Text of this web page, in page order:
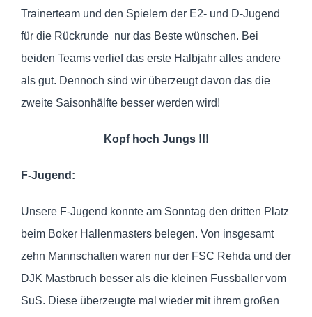
Trainerteam und den Spielern der E2- und D-Jugend
für die Rückrunde nur das Beste wünschen. Bei
beiden Teams verlief das erste Halbjahr alles andere
als gut. Dennoch sind wir überzeugt davon das die
zweite Saisonhälfte besser werden wird!
Kopf hoch Jungs !!!
F-Jugend:
Unsere F-Jugend konnte am Sonntag den dritten Platz
beim Boker Hallenmasters belegen. Von insgesamt
zehn Mannschaften waren nur der FSC Rehda und der
DJK Mastbruch besser als die kleinen Fussballer vom
SuS. Diese überzeugte mal wieder mit ihrem großen